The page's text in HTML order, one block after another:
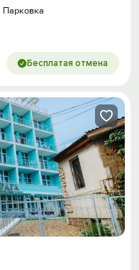
Парковка
Бесплатая отмена